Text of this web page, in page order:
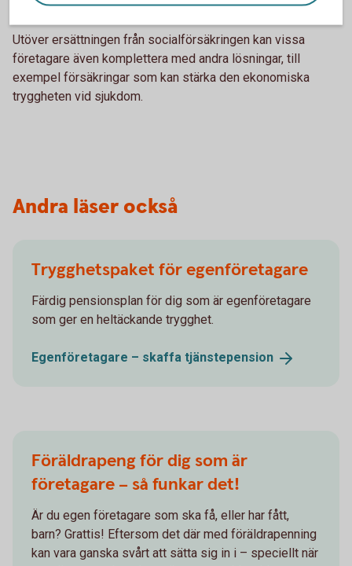
företagare att se över sitt ekonomiska skydd.
Utöver ersättningen från socialförsäkringen kan vissa
företagare även komplettera med andra lösningar, till
exempel försäkringar som kan stärka den ekonomiska
tryggheten vid sjukdom.
Andra läser också
Trygghetspaket för egenföretagare
Färdig pensionsplan för dig som är egenföretagare
som ger en heltäckande trygghet.
Egenföretagare – skaffa tjänste­pension
Föräldrapeng för dig som är
företagare – så funkar det!
Är du egen företagare som ska få, eller har fått,
barn? Grattis! Eftersom det där med föräldrapenning
kan vara ganska svårt att sätta sig in i – speciellt när